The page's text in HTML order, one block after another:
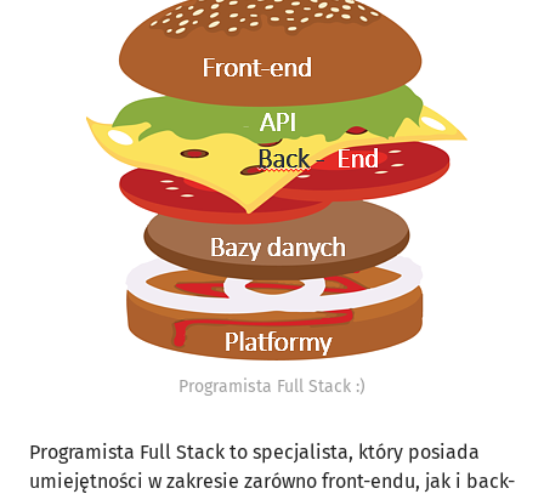
Programista Full Stack :)
Programista Full Stack to specjalista, który posiada
umiejętności w zakresie zarówno front-endu, jak i back-